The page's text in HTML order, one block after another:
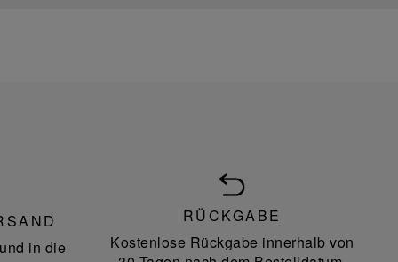
in die
RÜCKGABE
Kostenlose Rückgabe innerhalb von